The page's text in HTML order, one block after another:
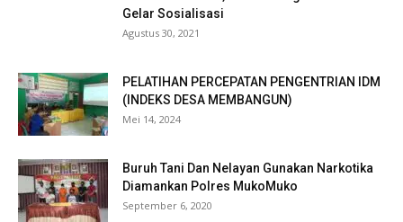
Gelar Sosialisasi
Agustus 30, 2021
PELATIHAN PERCEPATAN PENGENTRIAN IDM
(INDEKS DESA MEMBANGUN)
Mei 14, 2024
Buruh Tani Dan Nelayan Gunakan Narkotika
Diamankan Polres MukoMuko
September 6, 2020